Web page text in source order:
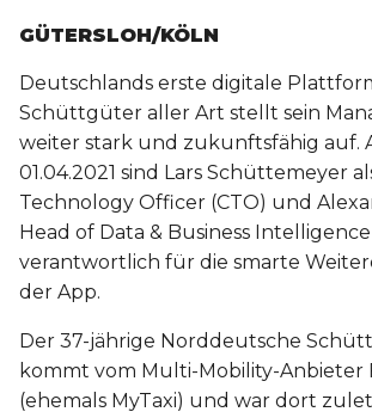
GÜTERSLOH/KÖLN
Deutschlands erste digitale
Schüttgüter aller Art stellt sein
weiter stark und zukunftsfähig auf.
01.04.2021 sind Lars Schüttemeyer
Technology Officer (CTO) und
Head of Data & Business Intelligence
verantwortlich für die smarte
der App.
Der 37-jährige Norddeutsche
kommt vom Multi-Mobility-Anbieter
(ehemals MyTaxi) und war dort